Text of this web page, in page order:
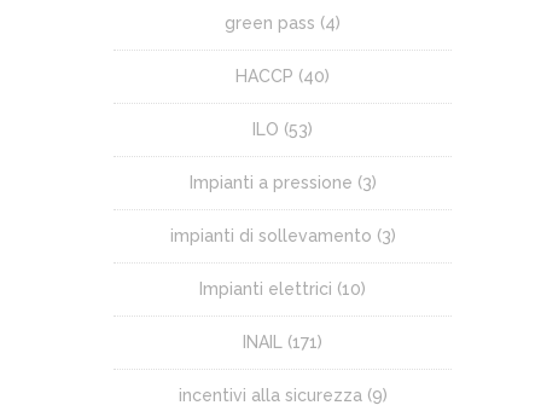
green pass (4)
HACCP (40)
ILO (53)
Impianti a pressione (3)
impianti di sollevamento (3)
Impianti elettrici (10)
INAIL (171)
incentivi alla sicurezza (9)